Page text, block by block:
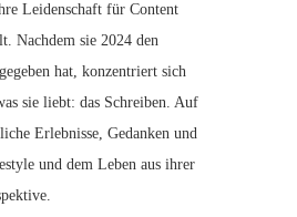
Leidenschaft für Content
Nachdem sie 2024 den
hat, konzentriert sich
sie liebt: das Schreiben. Auf
Erlebnisse, Gedanken und
und dem Leben aus ihrer